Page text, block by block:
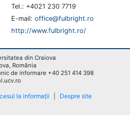
Tel.: +4021 230 7719
E-mail: office@fulbright.ro
http://www.fulbright.ro/
din Craiova
România
de informare +40 251 414 398
la informații Despre site